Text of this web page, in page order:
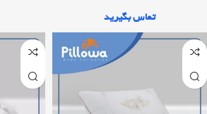
تماس بگیرید